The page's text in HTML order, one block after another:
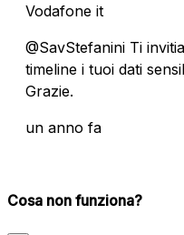
Vodafone it
@SavStefanini Ti
timeline i tuoi dati
Grazie.
un anno fa
Cosa non funziona?